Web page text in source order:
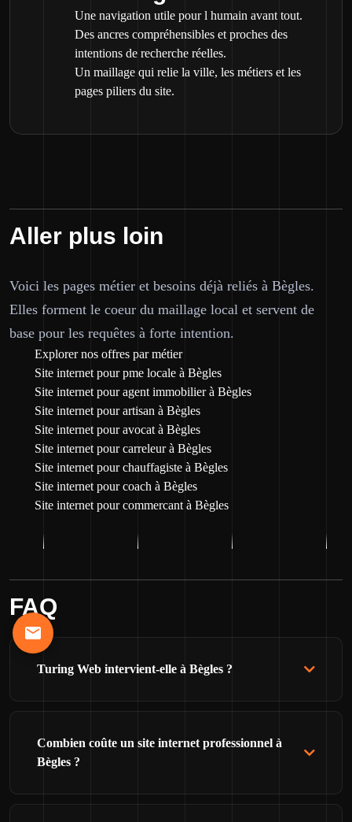
Une navigation utile pour l humain avant tout.
Des ancres compréhensibles et proches des
intentions de recherche réelles.
Un maillage qui relie la ville, les métiers et les
pages piliers du site.
Aller plus loin
Voici les pages métier et besoins déjà reliés à Bègles.
Elles forment le coeur du maillage local et servent de
base pour les requêtes à forte intention.
Explorer nos offres par métier
Site internet pour pme locale à Bègles
Site internet pour agent immobilier à Bègles
Site internet pour artisan à Bègles
Site internet pour avocat à Bègles
Site internet pour carreleur à Bègles
Site internet pour chauffagiste à Bègles
Site internet pour coach à Bègles
Site internet pour commercant à Bègles
FAQ
Turing Web intervient-elle à Bègles ?
Combien coûte un site internet professionnel à
Bègles ?